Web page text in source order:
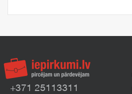
+371 25113311